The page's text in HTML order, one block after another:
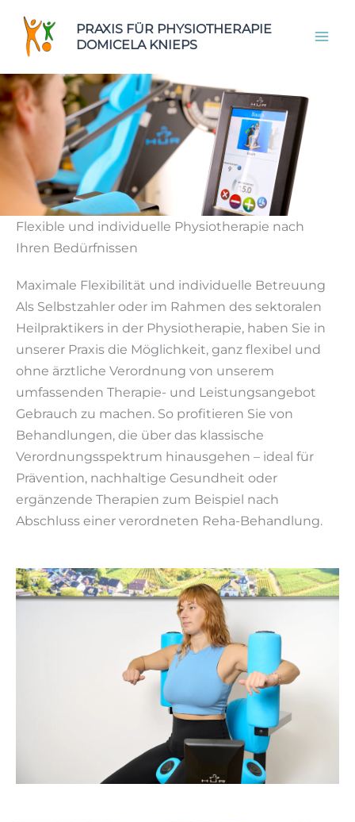
Inhalt
springen
Navigation
springen
Inhalt
springen
PRAXIS FÜR PHYSIOTHERAPIE
DOMICELA KNIEPS
Flexible und individuelle Physiotherapie nach
Ihren Bedürfnissen
Maximale Flexibilität und individuelle Betreuung
Als Selbstzahler oder im Rahmen des sektoralen
Heilpraktikers in der Physiotherapie, haben Sie in
unserer Praxis die Möglichkeit, ganz flexibel und
ohne ärztliche Verordnung von unserem
umfassenden Therapie- und Leistungsangebot
Gebrauch zu machen. So profitieren Sie von
Behandlungen, die über das klassische
Verordnungsspektrum hinausgehen – ideal für
Prävention, nachhaltige Gesundheit oder
ergänzende Therapien zum Beispiel nach
Abschluss einer verordneten Reha-Behandlung.